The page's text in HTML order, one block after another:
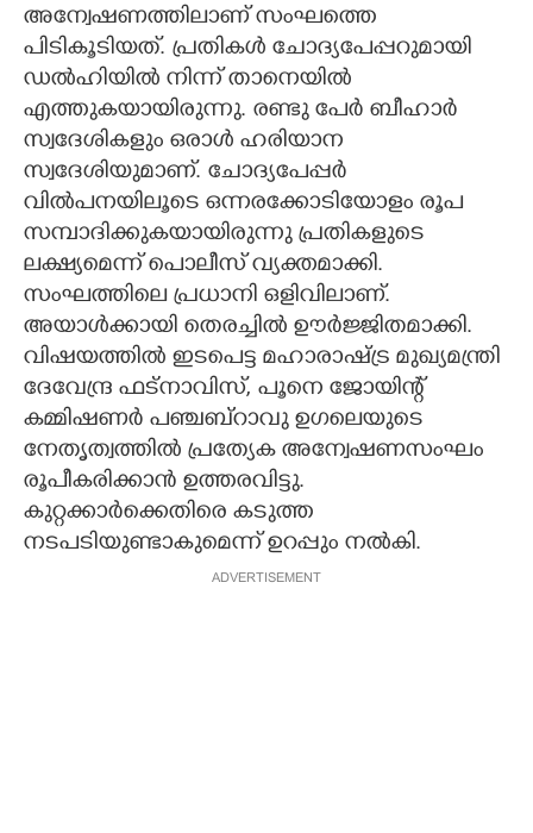
അന്വേഷണത്തിലാണ് സംഘത്തെ
പിടികൂടിയത്. പ്രതികൾ ചോദ്യപേപ്പറുമായി
ഡൽഹിയിൽ നിന്ന് താനെയിൽ
എത്തുകയായിരുന്നു. രണ്ടു പേർ ബീഹാർ
സ്വദേശികളും ഒരാൾ ഹരിയാന
സ്വദേശിയുമാണ്. ചോദ്യപേപ്പ‌ർ
വിൽപനയിലൂടെ ഒന്നരക്കോടിയോളം രൂപ
സമ്പാദിക്കുകയായിരുന്നു പ്രതികളുടെ
ലക്ഷ്യമെന്ന് പൊലീസ് വ്യക്തമാക്കി.
സംഘത്തിലെ പ്രധാനി ഒളിവിലാണ്.
അയാൾക്കായി തെരച്ചിൽ ഊർജ്ജിതമാക്കി.
വിഷയത്തിൽ ഇടപെട്ട മഹാരാഷ്ട്ര മുഖ്യമന്ത്രി
ദേവേന്ദ്ര ഫട്നാവിസ്, പൂനെ ജോയിന്റ്
കമ്മിഷണർ പഞ്ചബ്റാവു ഉഗലെയുടെ
നേതൃത്വത്തിൽ പ്രത്യേക അന്വേഷണസംഘം
രൂപീകരിക്കാൻ ഉത്തരവിട്ടു.
കുറ്റക്കാർക്കെതിരെ കടുത്ത
നടപടിയുണ്ടാകുമെന്ന് ഉറപ്പും നൽകി.
ADVERTISEMENT